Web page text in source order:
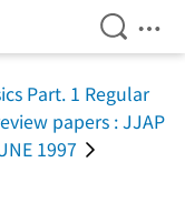
検索を
メ
Part. 1 Regular
papers : JJAP
1997